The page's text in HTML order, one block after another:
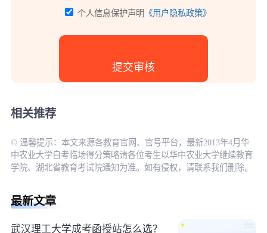
个人信息保护声明 《用户隐私政策》
相关推荐
© 温馨提示：本文来源各教育官网、官号平台，最新2013年4月华
中农业大学自考临场得分策略请各位考生以华中农业大学继续教育
学院、湖北省教育考试院通知为准。如有侵权，请联系我们删除。
最新文章
武汉理工大学成考函授站怎么选？